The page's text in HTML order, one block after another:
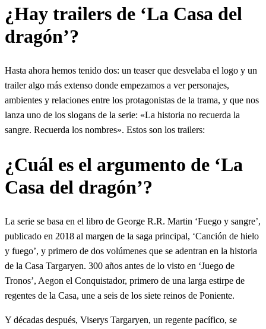
¿Hay trailers de ‘La Casa del
dragón’?
Hasta ahora hemos tenido dos: un teaser que desvelaba el logo y un
trailer algo más extenso donde empezamos a ver personajes,
ambientes y relaciones entre los protagonistas de la trama, y que nos
lanza uno de los slogans de la serie: «La historia no recuerda la
sangre. Recuerda los nombres». Estos son los trailers:
¿Cuál es el argumento de ‘La
Casa del dragón’?
La serie se basa en el libro de George R.R. Martin ‘Fuego y sangre’,
publicado en 2018 al margen de la saga principal, ‘Canción de hielo
y fuego’, y primero de dos volúmenes que se adentran en la historia
de la Casa Targaryen. 300 años antes de lo visto en ‘Juego de
Tronos’, Aegon el Conquistador, primero de una larga estirpe de
regentes de la Casa, une a seis de los siete reinos de Poniente.
Y décadas después, Viserys Targaryen, un regente pacífico, se